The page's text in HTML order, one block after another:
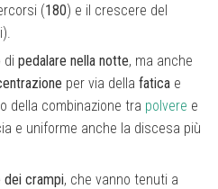
(180) e il crescere del
di pedalare nella notte, ma anche
per via della fatica e
della combinazione tra polvere e
e uniforme anche la discesa più
dei crampi, che vanno tenuti a